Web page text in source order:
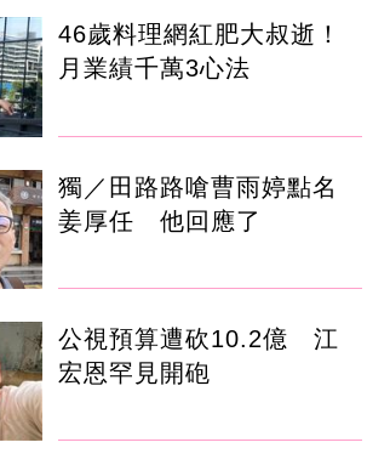
46歲料理網紅肥大叔逝！
月業績千萬3心法
獨／田路路嗆曹雨婷點名
姜厚任 他回應了
公視預算遭砍10.2億 江
宏恩罕見開砲